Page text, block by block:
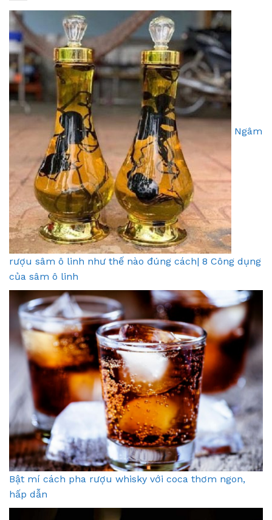
Ngâm
rượu sâm ô linh như thế nào đúng cách| 8 Công dụng
của sâm ô linh
Bật mí cách pha rượu whisky với coca thơm ngon,
hấp dẫn